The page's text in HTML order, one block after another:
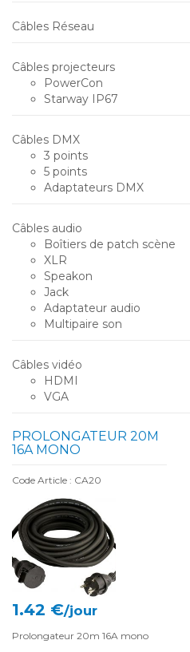
Câbles Réseau
Câbles projecteurs
PowerCon
Starway IP67
Câbles DMX
3 points
5 points
Adaptateurs DMX
Câbles audio
Boîtiers de patch scène
XLR
Speakon
Jack
Adaptateur audio
Multipaire son
Câbles vidéo
HDMI
VGA
PROLONGATEUR 20M
16A MONO
Code Article : CA20
1.42 €/jour
Prolongateur 20m 16A mono